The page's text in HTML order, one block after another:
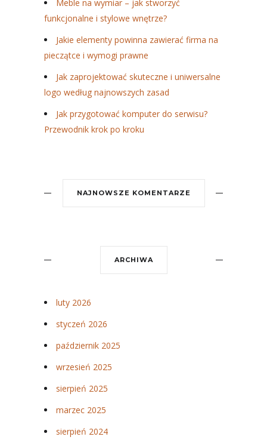
Meble na wymiar – jak stworzyć
funkcjonalne i stylowe wnętrze?
Jakie elementy powinna zawierać firma na
pieczątce i wymogi prawne
Jak zaprojektować skuteczne i uniwersalne
logo według najnowszych zasad
Jak przygotować komputer do serwisu?
Przewodnik krok po kroku
NAJNOWSZE KOMENTARZE
ARCHIWA
luty 2026
styczeń 2026
październik 2025
wrzesień 2025
sierpień 2025
marzec 2025
sierpień 2024